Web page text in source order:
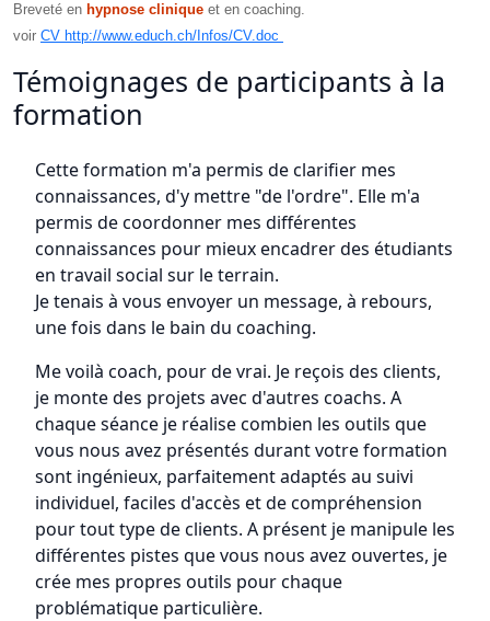
Breveté en hypnose clinique et en coaching.
voir CV http://www.educh.ch/Infos/CV.doc
Témoignages de participants à la
formation
Cette formation m'a permis de clarifier mes
connaissances, d'y mettre "de l'ordre". Elle m'a
permis de coordonner mes différentes
connaissances pour mieux encadrer des étudiants
en travail social sur le terrain.
Je tenais à vous envoyer un message, à rebours,
une fois dans le bain du coaching.
Me voilà coach, pour de vrai. Je reçois des clients,
je monte des projets avec d'autres coachs. A
chaque séance je réalise combien les outils que
vous nous avez présentés durant votre formation
sont ingénieux, parfaitement adaptés au suivi
individuel, faciles d'accès et de compréhension
pour tout type de clients. A présent je manipule les
différentes pistes que vous nous avez ouvertes, je
crée mes propres outils pour chaque
problématique particulière.